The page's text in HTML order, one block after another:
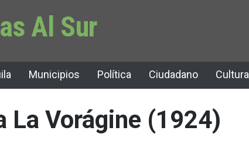
Al Sur
Municipios Política Ciudadano Cultura
La Vorágine (1924)